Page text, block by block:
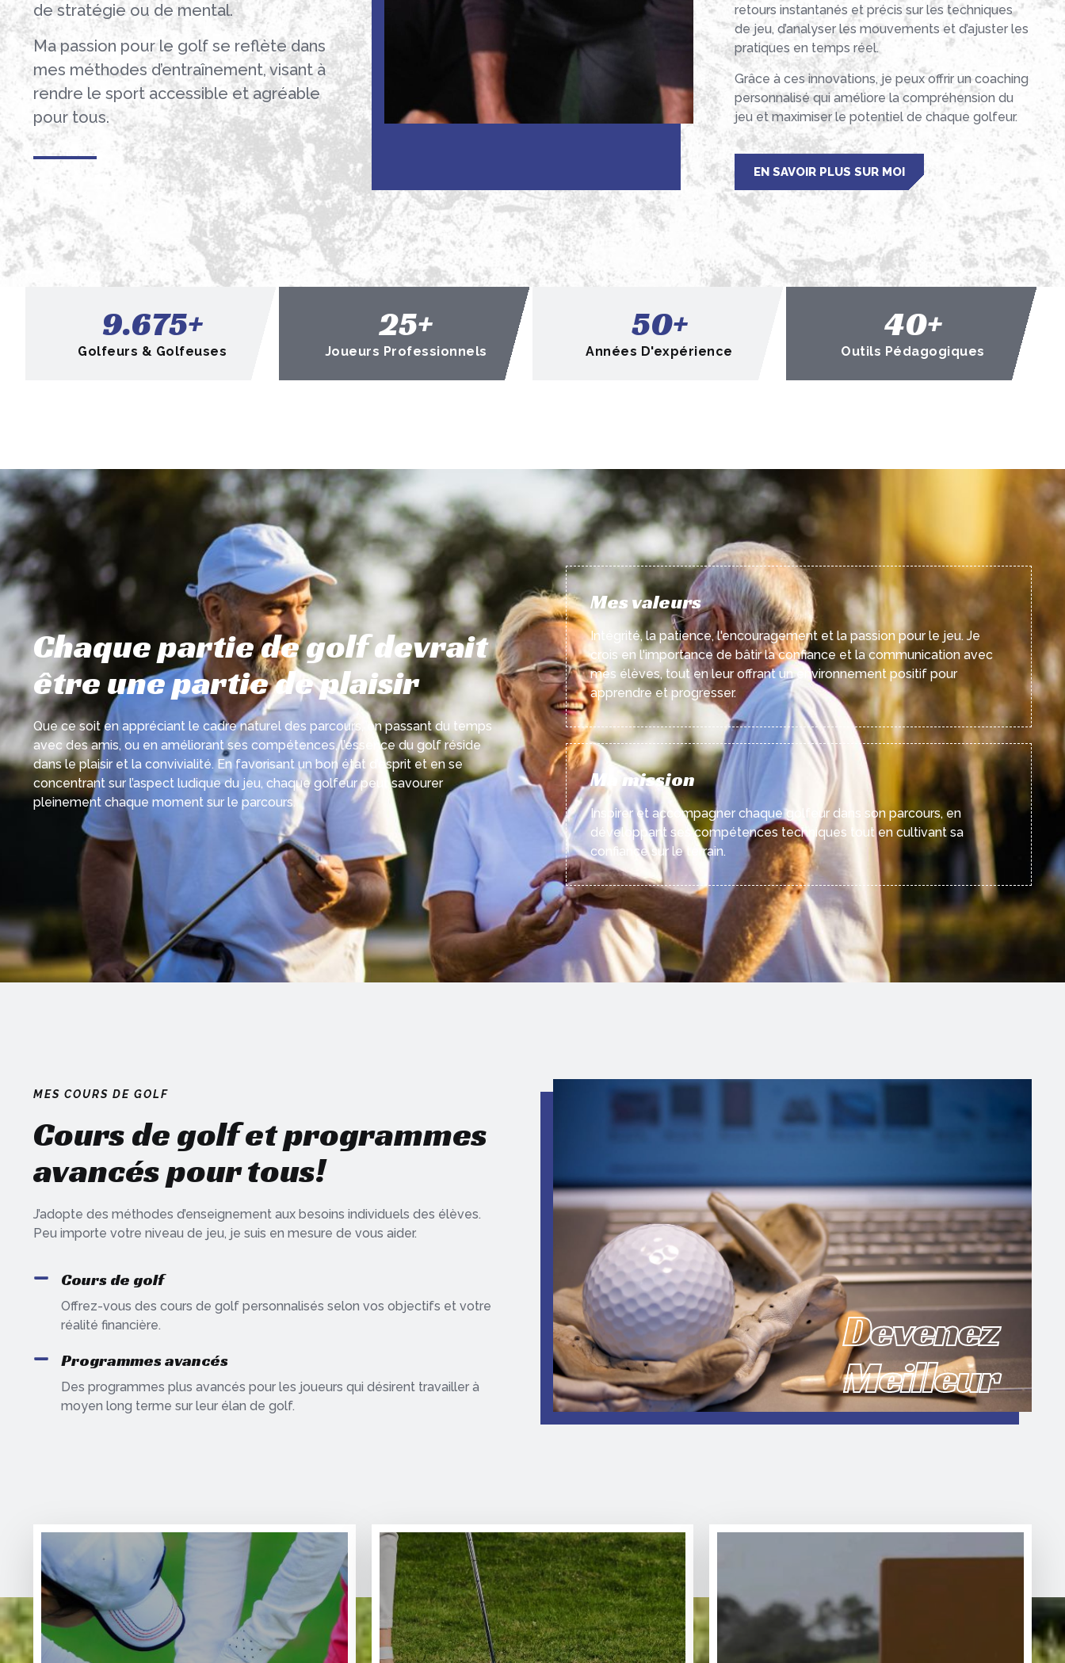
de stratégie ou de mental.
Ma passion pour le golf se reflète dans
mes méthodes d’entraînement, visant à
rendre le sport accessible et agréable
pour tous.
retours instantanés et précis sur les techniques
de jeu, d’analyser les mouvements et d’ajuster les
pratiques en temps réel.
Grâce à ces innovations, je peux offrir un coaching
personnalisé qui améliore la compréhension du
jeu et maximiser le potentiel de chaque golfeur.
EN SAVOIR PLUS SUR MOI
Golfeurs & Golfeuses
9.675+
Joueurs Professionnels
25+
Années D'expérience
50+
Outils Pédagogiques
40+
Chaque partie de golf devrait
être une partie de plaisir
Que ce soit en appréciant le cadre naturel des parcours, en passant du temps
avec des amis, ou en améliorant ses compétences, l’essence du golf réside
dans le plaisir et la convivialité. En favorisant un bon état d’esprit et en se
concentrant sur l’aspect ludique du jeu, chaque golfeur peut savourer
pleinement chaque moment sur le parcours.
Mes valeurs
Intégrité, la patience, l'encouragement et la passion pour le jeu. Je
crois en l'importance de bâtir la confiance et la communication avec
mes élèves, tout en leur offrant un environnement positif pour
apprendre et progresser.
Ma mission
Inspirer et accompagner chaque golfeur dans son parcours, en
développant ses compétences techniques tout en cultivant sa
confiance sur le terrain.
MES COURS DE GOLF
Cours de golf et programmes
avancés pour tous!
J’adopte des méthodes d’enseignement aux besoins individuels des élèves.
Peu importe votre niveau de jeu, je suis en mesure de vous aider.
Cours de golf
Offrez-vous des cours de golf personnalisés selon vos objectifs et votre
réalité financière.
Programmes avancés
Des programmes plus avancés pour les joueurs qui désirent travailler à
moyen long terme sur leur élan de golf.
Devenez
Meilleur